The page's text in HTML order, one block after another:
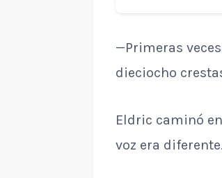
—Primeras
dieciocho
Eldric caminó
voz era